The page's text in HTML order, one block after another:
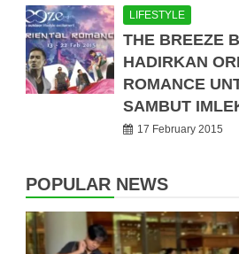
LIFESTYLE
THE BREEZE
HADIRKAN
ROMANCE
SAMBUT
17 February 2015
POPULAR NEWS